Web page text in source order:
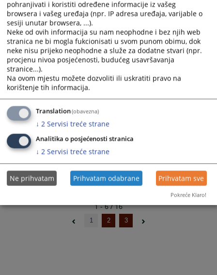
and
select
a
date.
Press
the
question
mark
key
to
get
the
keyboard
shortcuts
changing
dates.
and
select
a
date.
Press
the
mark
key
get
the
keyboard
shortcuts
for
changing
dates.
05.05.2025.
Naknada štete na ime regresnog duga - podijeljena
odgovornost sudionika prometne nezgode
03.04.2025.
Povreda prava iz radnog odnosa
18.03.2025.
Pobijanje dužnikovih pravnih radnji
11.12.2024.
Zastarjelost prava za predaju ostavine
1 - 6 / 16
1 2 3
pohranjivati i koristiti određene informacije iz vašeg
browsera i vašeg uređaja (npr. IP adresa uređaja, varijable o
sesiji unutar browsera, ...).
Neke od ovih informacija su nam neophodne i bez njih web
stranica ne bi mogla fukcionisati u svom punom obimu, dok
neke nisu prijeko neophodne a služe za dodatne stvari (npr.
procjenu nivoa posjećenosti, budućeg usavršavanja
stranice...).
Na ovom mjestu možete dozvoliti ili uskratiti pravo na
korištenje tih informacija.
Translation(obavezna)
↓ 2 Servisi treće strane
Analitika o posjećenosti stranica
↓ 2 Servisi treće strane
Ne prihvatam Prihvatam odabrane Prihvatam sve
Pokreće Klaro!